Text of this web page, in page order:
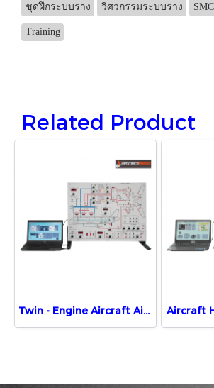
ชุดฝึกระบบราง วิศวกรรมระบบราง SMC
Training
Related Product
Twin - Engine Aircraft Air Conditioning And pressurization System Aircraft